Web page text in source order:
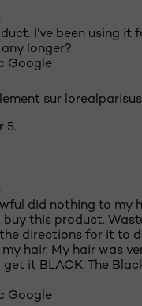
I’ve been using it
longer?
Google
sur
5.
did nothing to my
this product.
directions for it to
my hair. My hair was
it BLACK. The
Google